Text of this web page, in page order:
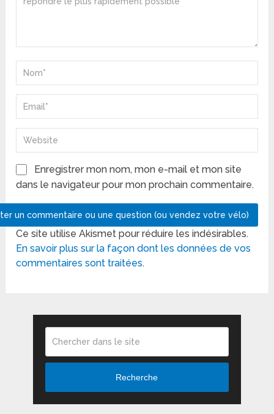
Enregistrer mon nom, mon e-mail et mon site
dans le navigateur pour mon prochain commentaire.
Ce site utilise Akismet pour réduire les indésirables.
En savoir plus sur la façon dont les données de vos
commentaires sont traitées.
Recherche